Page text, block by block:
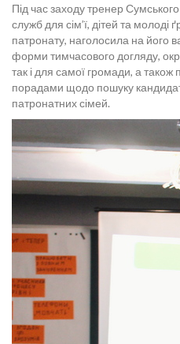
Під час заходу тренер
служб для сім’ї, дітей та молоді
патронату, наголосила на його
форми тимчасового догляду,
так і для самої громади, а
порадами щодо пошуку
патронатних сімей.